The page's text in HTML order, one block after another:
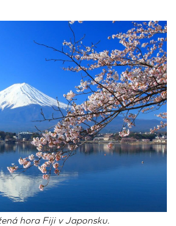
hora Fiji v Japonsku.